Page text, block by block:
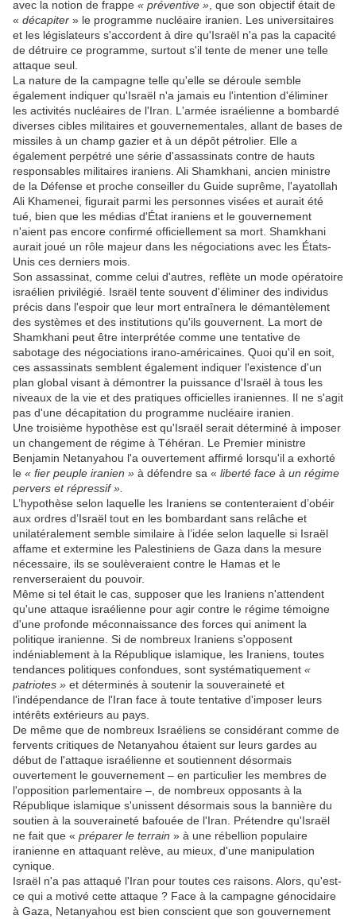
avec la notion de frappe « préventive » , que son objectif était de
« décapiter » le programme nucléaire iranien. Les universitaires
et les législateurs s'accordent à dire qu'Israël n'a pas la capacité
de détruire ce programme, surtout s'il tente de mener une telle
attaque seul.
La nature de la campagne telle qu'elle se déroule semble
également indiquer qu'Israël n'a jamais eu l'intention d'éliminer
les activités nucléaires de l'Iran. L'armée israélienne a bombardé
diverses cibles militaires et gouvernementales, allant de bases de
missiles à un champ gazier et à un dépôt pétrolier. Elle a
également perpétré une série d'assassinats contre de hauts
responsables militaires iraniens. Ali Shamkhani, ancien ministre
de la Défense et proche conseiller du Guide suprême, l'ayatollah
Ali Khamenei, figurait parmi les personnes visées et aurait été
tué, bien que les médias d'État iraniens et le gouvernement
n'aient pas encore confirmé officiellement sa mort. Shamkhani
aurait joué un rôle majeur dans les négociations avec les États-
Unis ces derniers mois.
Son assassinat, comme celui d'autres, reflète un mode opératoire
israélien privilégié. Israël tente souvent d'éliminer des individus
précis dans l'espoir que leur mort entraînera le démantèlement
des systèmes et des institutions qu'ils gouvernent. La mort de
Shamkhani peut être interprétée comme une tentative de
sabotage des négociations irano-américaines. Quoi qu'il en soit,
ces assassinats semblent également indiquer l'existence d'un
plan global visant à démontrer la puissance d'Israël à tous les
niveaux de la vie et des pratiques officielles iraniennes. Il ne s'agit
pas d'une décapitation du programme nucléaire iranien.
Une troisième hypothèse est qu'Israël serait déterminé à imposer
un changement de régime à Téhéran. Le Premier ministre
Benjamin Netanyahou l'a ouvertement affirmé lorsqu'il a exhorté
le « fier peuple iranien » à défendre sa « liberté face à un régime
pervers et répressif ».
L’hypothèse selon laquelle les Iraniens se contenteraient d’obéir
aux ordres d’Israël tout en les bombardant sans relâche et
unilatéralement semble similaire à l’idée selon laquelle si Israël
affame et extermine les Palestiniens de Gaza dans la mesure
nécessaire, ils se soulèveraient contre le Hamas et le
renverseraient du pouvoir.
Même si tel était le cas, supposer que les Iraniens n'attendent
qu'une attaque israélienne pour agir contre le régime témoigne
d'une profonde méconnaissance des forces qui animent la
politique iranienne. Si de nombreux Iraniens s'opposent
indéniablement à la République islamique, les Iraniens, toutes
tendances politiques confondues, sont systématiquement «
patriotes » et déterminés à soutenir la souveraineté et
l'indépendance de l'Iran face à toute tentative d'imposer leurs
intérêts extérieurs au pays.
De même que de nombreux Israéliens se considérant comme de
fervents critiques de Netanyahou étaient sur leurs gardes au
début de l'attaque israélienne et soutiennent désormais
ouvertement le gouvernement – ​​en particulier les membres de
l'opposition parlementaire –, de nombreux opposants à la
République islamique s'unissent désormais sous la bannière du
soutien à la souveraineté bafouée de l'Iran. Prétendre qu'Israël
ne fait que « préparer le terrain » à une rébellion populaire
iranienne en attaquant relève, au mieux, d'une manipulation
cynique.
Israël n'a pas attaqué l'Iran pour toutes ces raisons. Alors, qu'est-
ce qui a motivé cette attaque ? Face à la campagne génocidaire
à Gaza, Netanyahou est bien conscient que son gouvernement